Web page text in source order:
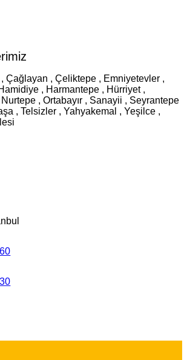
, Çağlayan , Çeliktepe , Emniyetevler ,
, Harmantepe , Hürriyet ,
, Ortabayır , Sanayii , Seyrantepe
, Telsizler , Yahyakemal , Yeşilce ,